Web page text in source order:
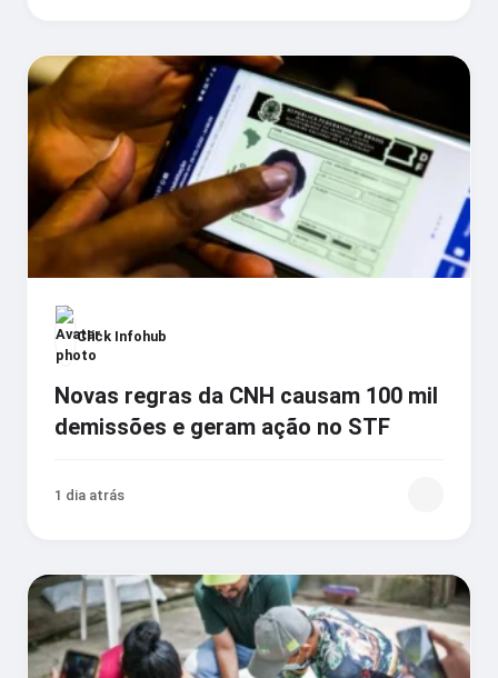
Click Infohub
Novas regras da CNH causam 100 mil
demissões e geram ação no STF
1 dia atrás